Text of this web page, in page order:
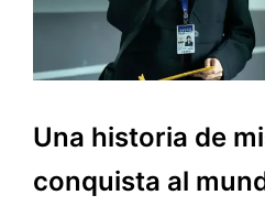
Una historia de
conquista al